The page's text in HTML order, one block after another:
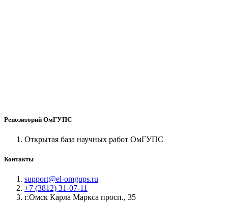
Репозиторий ОмГУПС
Открытая база научных работ ОмГУПС
Контакты
support@el-omgups.ru
+7 (3812) 31-07-11
г.Омск Карла Маркса просп., 35